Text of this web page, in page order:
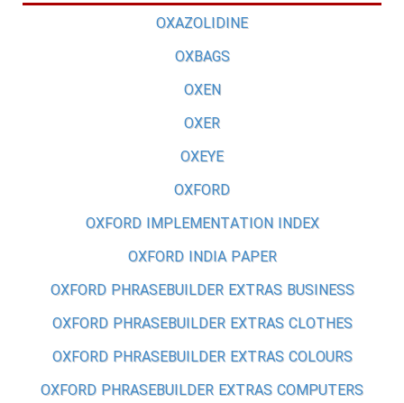
OXAZOLIDINE
OXBAGS
OXEN
OXER
OXEYE
OXFORD
OXFORD IMPLEMENTATION INDEX
OXFORD INDIA PAPER
OXFORD PHRASEBUILDER EXTRAS BUSINESS
OXFORD PHRASEBUILDER EXTRAS CLOTHES
OXFORD PHRASEBUILDER EXTRAS COLOURS
OXFORD PHRASEBUILDER EXTRAS COMPUTERS